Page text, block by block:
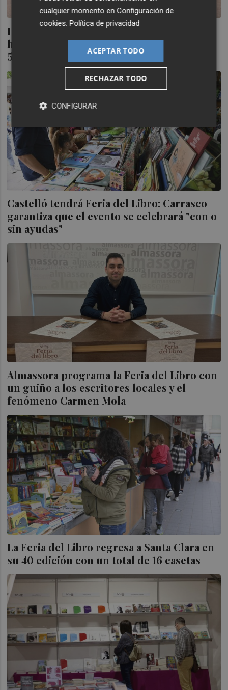
La Feria del Libro de la Vall d'Uixó
homenajea a Enric Valor y alberga más de
50 actividades
Castelló tendrá Feria del Libro: Carrasco
garantiza que el evento se celebrará "con o
sin ayudas"
Almassora programa la Feria del Libro con
un guiño a los escritores locales y el
fenómeno Carmen Mola
La Feria del Libro regresa a Santa Clara en
su 40 edición con un total de 16 casetas
cualquier momento enConfiguración de
cookies .Política de privacidad
ACEPTAR TODO
RECHAZAR TODO
CONFIGURAR